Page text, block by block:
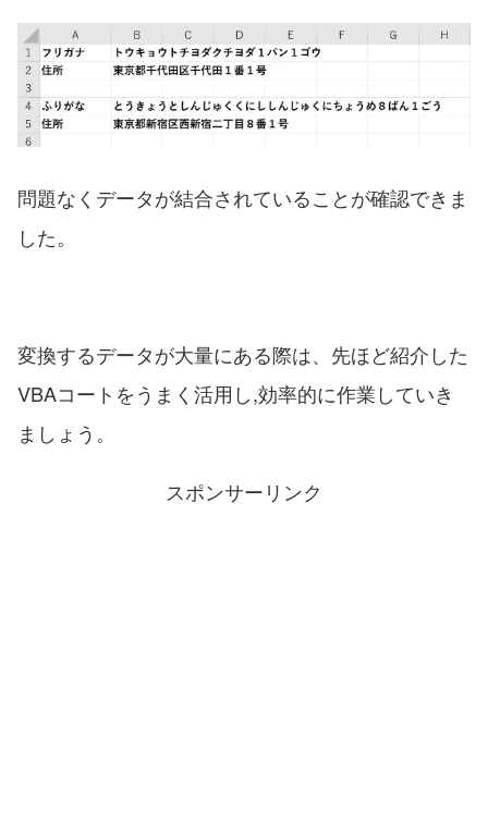
問題なくデータが結合されていることが確認できま
した。
変換するデータが大量にある際は、先ほど紹介した
VBAコートをうまく活用し,効率的に作業していき
ましょう。
スポンサーリンク